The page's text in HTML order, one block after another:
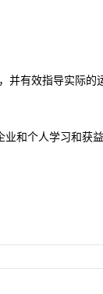
有效指导实际的运
和个人学习和获益